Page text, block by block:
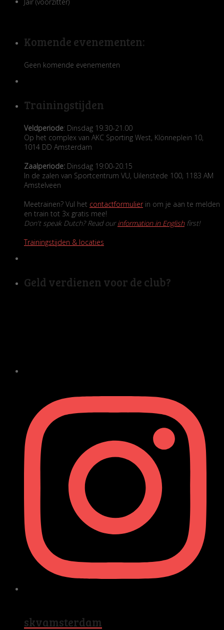
Komende evenementen:
Geen komende evenementen
Trainingstijden
Veldperiode: Dinsdag 19.30-21.00
Op het complex van AKC Sporting West, Klönneplein 10,
1014 DD Amsterdam
Zaalperiode: Dinsdag 19:00-20.15
In de zalen van Sportcentrum VU, Uilenstede 100, 1183 AM
Amstelveen
Meetrainen? Vul het contactformulierin om je aan te melden
en train tot 3x gratis mee!
Don't speak Dutch? Read ourinformation in Englishfirst!
Trainingstijden & locaties
Geld verdienen voor de club?
skvamsterdam